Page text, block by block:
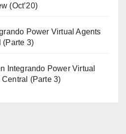
(Oct’20)
Power Virtual Agents
(Parte 3)
Integrando Power Virtual
(Parte 3)